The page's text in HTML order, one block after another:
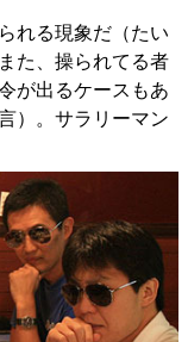
れる現象だ（たい
た、操られてる者
が出るケースもあ
）。サラリーマン